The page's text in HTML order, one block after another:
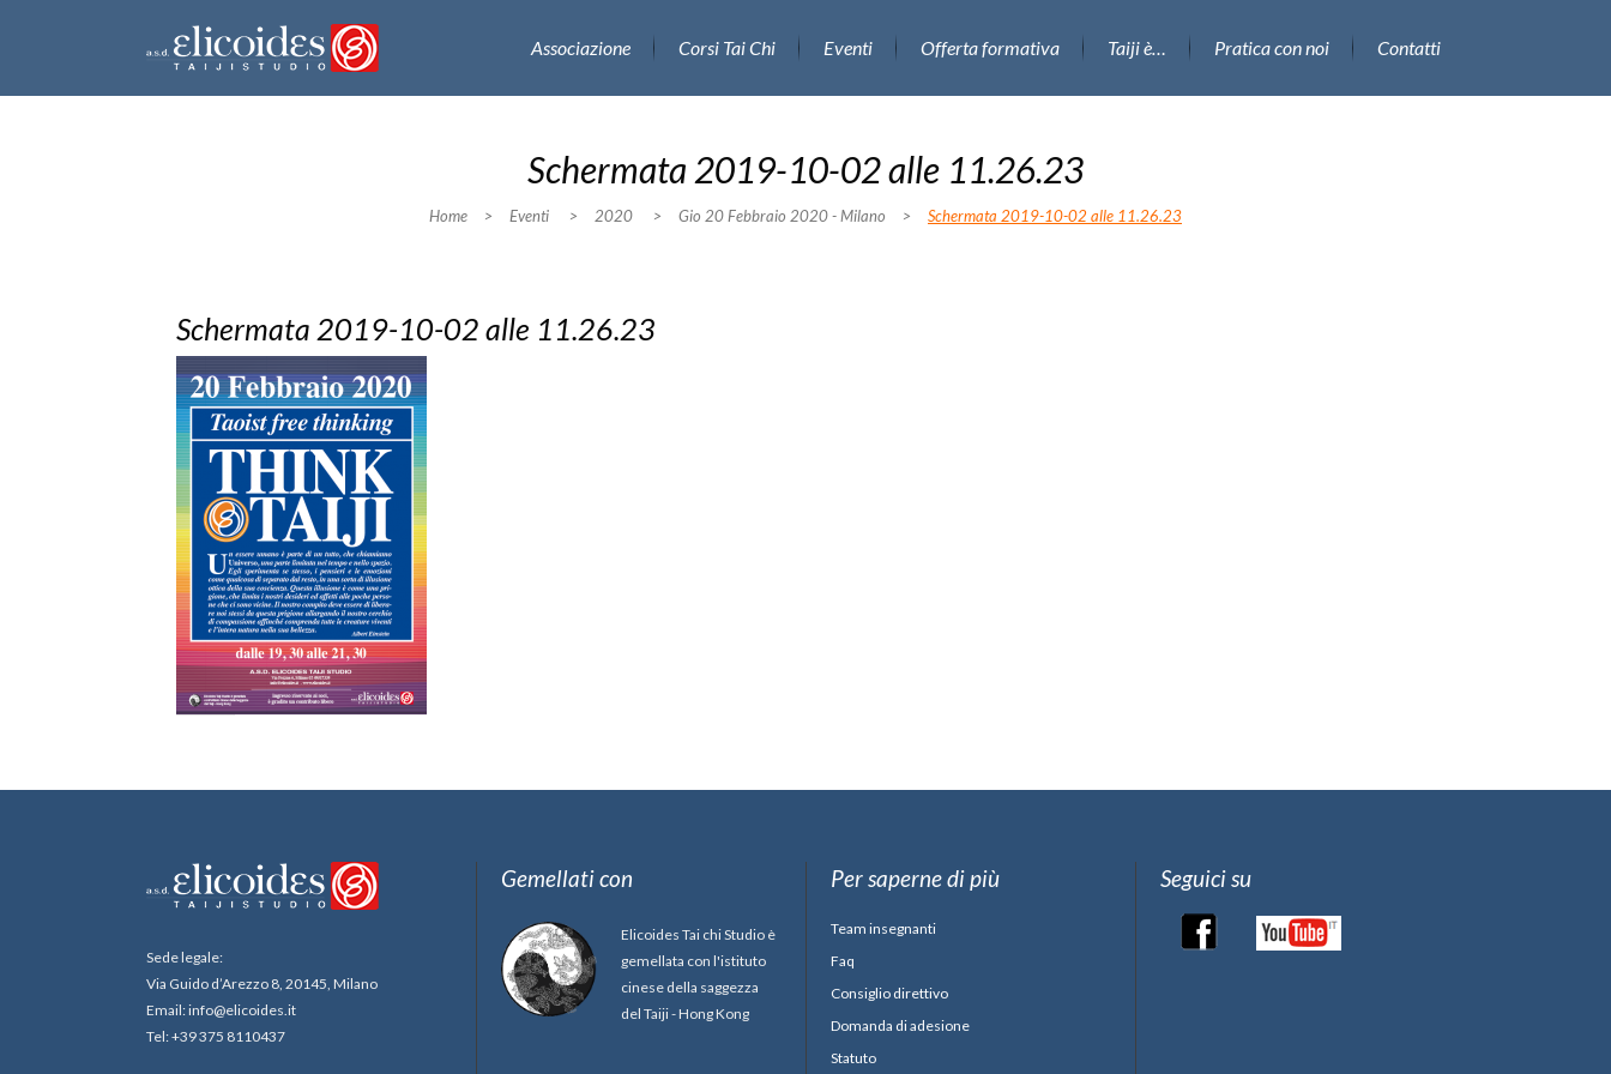
Associazione Corsi Tai Chi Eventi Offerta formativa Taiji è… Pratica con noi Contatti
Schermata 2019-10-02 alle 11.26.23
Home > Eventi > 2020 > Gio 20 Febbraio 2020 - Milano > Schermata 2019-10-02 alle 11.26.23
Schermata 2019-10-02 alle 11.26.23
Sede legale:
Via Guido d’Arezzo 8, 20145, Milano
Email: info@elicoides.it
Tel: +39 375 8110437
Gemellati con
Elicoides Tai chi Studio è
gemellata con l'istituto
cinese della saggezza
del Taiji - Hong Kong
Per saperne di più
Team insegnanti
Faq
Consiglio direttivo
Domanda di adesione
Statuto
Seguici su